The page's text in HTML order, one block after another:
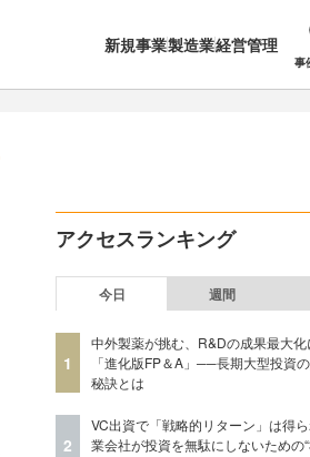
新規事業製造業経営管理
事
アクセスランキング
今日 週間
1
中外製薬が挑む、R&Dの成果最大化
「進化版FP＆A」──長期大型投資
秘訣とは
2
VC出資で「戦略的リターン」は得
業会社が投資を無駄にしないための